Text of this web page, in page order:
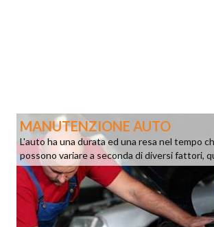
MANUTENZIONE AUTO
L'auto ha una durata ed una resa nel tempo
possono variare a seconda di diversi fattori,